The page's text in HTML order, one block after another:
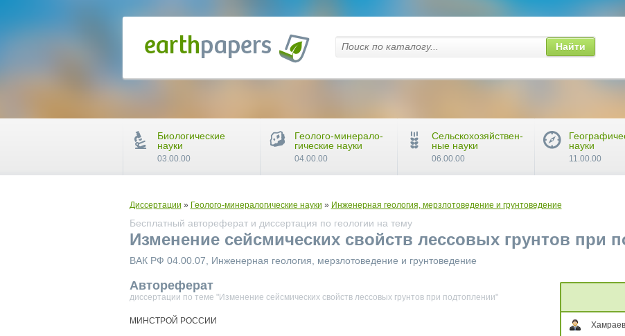
Диссертации » Геолого-минералогические науки » Инженерная геология, мерзлотоведение и грунтоведение
Бесплатный автореферат и диссертация по геологии на тему
Изменение сейсмических свойств лессовых грунтов при
ВАК РФ 04.00.07, Инженерная геология, мерзлотоведение и грунтоведение
Автореферат
диссертации по теме "Изменение сейсмических свойств лессовых грунтов при подтоплении"
МИНСТРОЙ РОССИИ
Найти
Биологические
науки
03.00.00
Геолого-минерало-
гические науки
04.00.00
Сельскохозяйствен-
ные науки
06.00.00
науки
11.00.00